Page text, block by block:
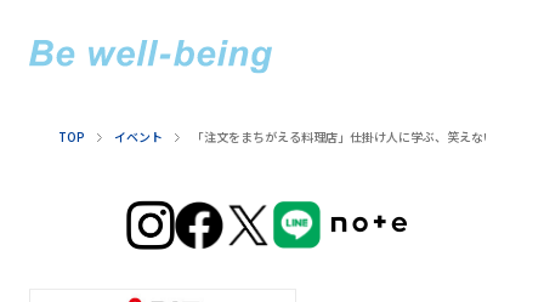
TOP イベント 「注文をまちがえる料理店」仕掛け人に学ぶ、笑えない“社会